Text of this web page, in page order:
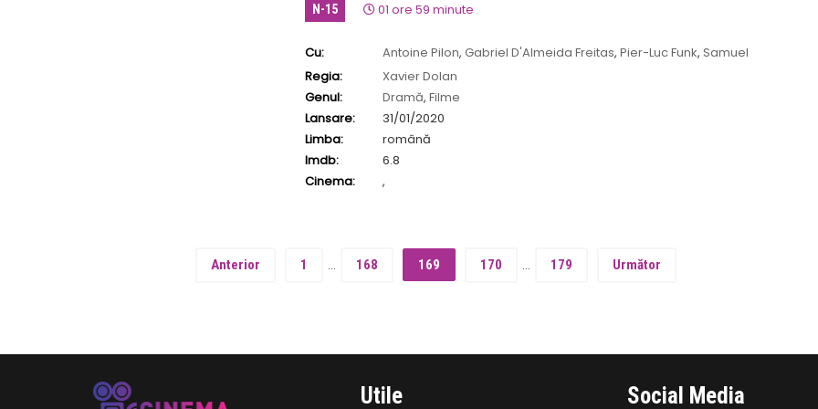
N-15 01 ore 59 minute
Cu: Antoine Pilon, Gabriel D'Almeida Freitas, Pier-Luc Funk, Samuel
Gauthier
Xavier Dolan
Regia:
Xavier Dolan
Genul:
Dramă, Filme
Lansare:
31/01/2020
Limba:
română
Imdb:
6.8
Cinema:
,
Anterior 1 … 168 169 170 … 179 Următor
Utile Social Media